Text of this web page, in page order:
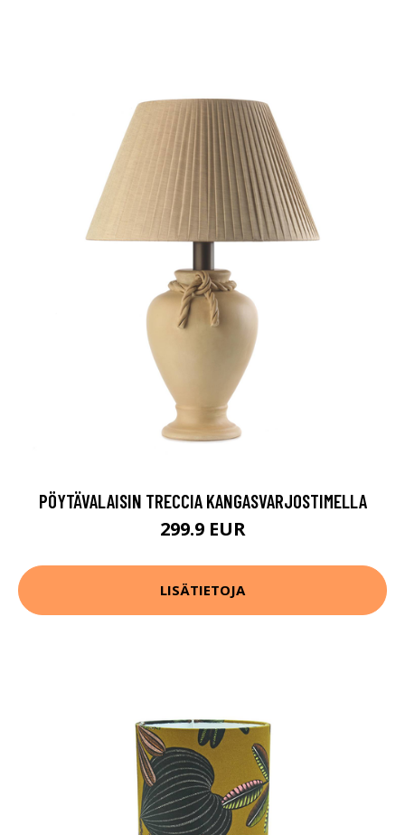
PÖYTÄVALAISIN TRECCIA KANGASVARJOSTIMELLA
299.9 EUR
LISÄTIETOJA